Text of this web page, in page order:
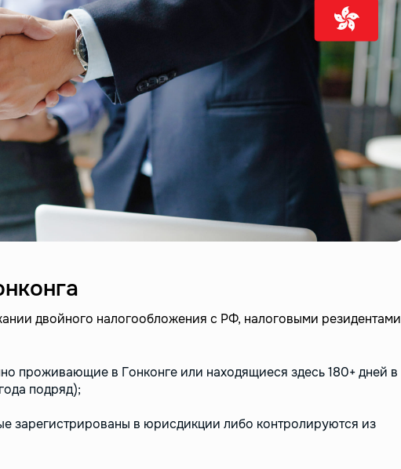
двойного налогообложения с РФ, налоговыми резидентами
проживающие в Гонконге или находящиеся здесь 180+ дней в
подряд);
зарегистрированы в юрисдикции либо контролируются из